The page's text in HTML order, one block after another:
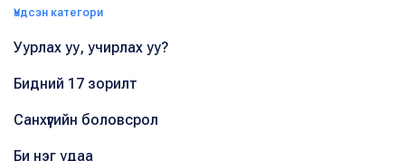
Үндсэн категори
Уурлах уу, учирлах уу?
Бидний 17 зорилт
Санхүүгийн боловсрол
Би нэг удаа